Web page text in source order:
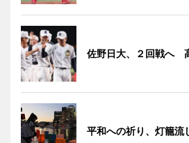
佐野日大、２回戦へ
平和への祈り、灯籠流